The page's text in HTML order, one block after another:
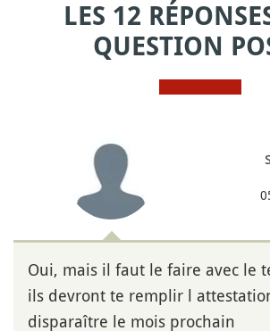
LES 12
QUESTION
Oui, mais il faut le faire avec le
ils devront te remplir l
disparaître le mois prochain